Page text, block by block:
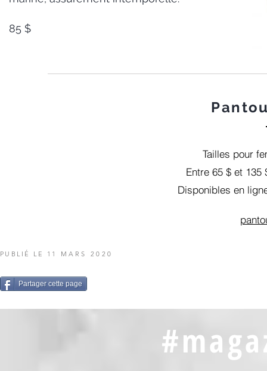
85 $
Tailles pour
Entre 65 $ et 135
Disponibles en
PUBLIÉ LE 11 MARS 2020
Partager cette page